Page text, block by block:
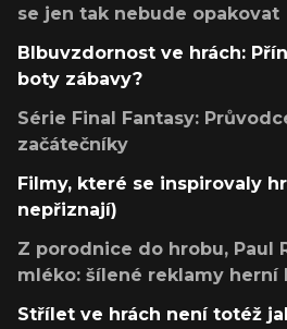
se jen tak nebude opakovat
Blbuvzdornost ve hrách:
boty zábavy?
Série Final Fantasy:
začátečníky
Filmy, které se inspirovaly
nepřiznají)
Z porodnice do hrobu, Paul
mléko: šílené reklamy herní
Střílet ve hrách není totéž